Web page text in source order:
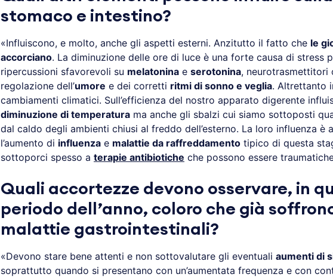
stomaco e intestino?
«Influiscono, e molto, anche gli aspetti esterni. Anzitutto il fatto che le
accorciano. La diminuzione delle ore di luce è una forte causa di stress
ripercussioni sfavorevoli su melatonina e serotonina, neurotrasmettitori
regolazione dell’umore e dei corretti ritmi di sonno e veglia. Altrettanto
cambiamenti climatici. Sull’efficienza del nostro apparato digerente
diminuzione di temperatura ma anche gli sbalzi cui siamo sottoposti
dal caldo degli ambienti chiusi al freddo dell’esterno. La loro influenza è
l’aumento di influenza e malattie da raffreddamento tipico di questa
sottoporci spesso a terapie antibiotiche che possono essere
Quali accortezze devono osservare, in
periodo dell’anno, coloro che già
malattie gastrointestinali?
«Devono stare bene attenti e non sottovalutare gli eventuali aumenti di
soprattutto quando si presentano con un’aumentata frequenza e con